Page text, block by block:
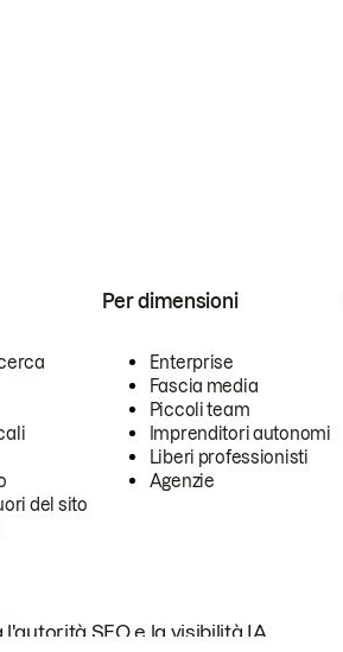
del sito
Per dimensioni
Enterprise
Fascia media
Piccoli team
Imprenditori autonomi
Liberi professionisti
Agenzie
SEO e la visibilità IA.